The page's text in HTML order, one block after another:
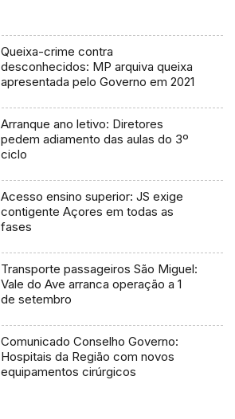
Queixa-crime contra
desconhecidos: MP arquiva queixa
apresentada pelo Governo em 2021
Arranque ano letivo: Diretores
pedem adiamento das aulas do 3º
ciclo
Acesso ensino superior: JS exige
contigente Açores em todas as
fases
Transporte passageiros São Miguel:
Vale do Ave arranca operação a 1
de setembro
Comunicado Conselho Governo:
Hospitais da Região com novos
equipamentos cirúrgicos